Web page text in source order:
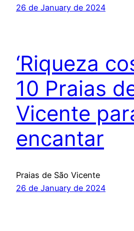
26 de January de 2024
‘Riqueza
10 Praias
Vicente
encantar
Praias de São Vicente
26 de January de 2024